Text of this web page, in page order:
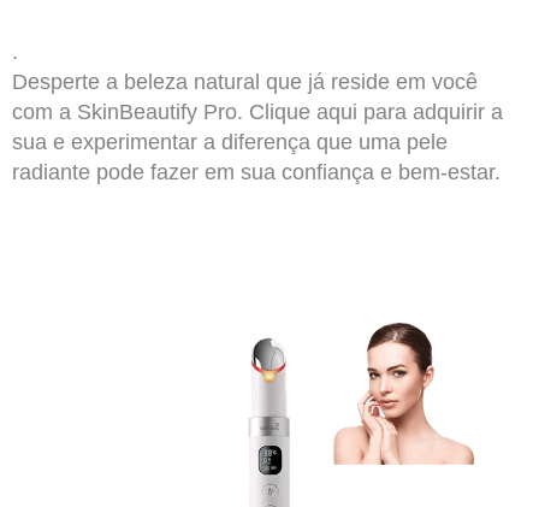
.
Desperte a beleza natural que já reside em você
com a SkinBeautify Pro. Clique aqui para adquirir a
sua e experimentar a diferença que uma pele
radiante pode fazer em sua confiança e bem-estar.